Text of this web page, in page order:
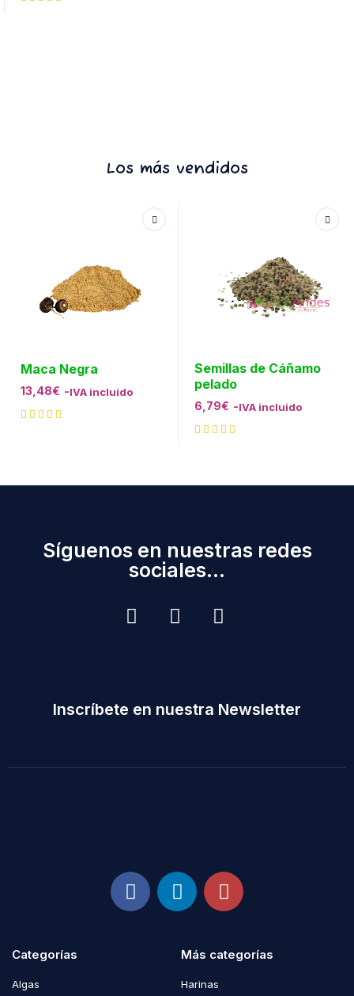
Los más vendidos
Maca Negra
13,48€ -IVA incluido
Semillas de Cáñamo
pelado
6,79€ -IVA incluido
Síguenos en nuestras redes
sociales...
Inscríbete en nuestra Newsletter
Categorías
Algas
Más categorías
Harinas